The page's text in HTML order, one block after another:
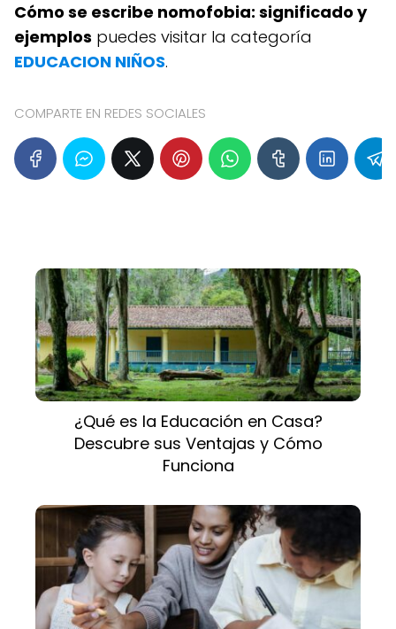
Cómo se escribe nomofobia: significado y
ejemplos puedes visitar la categoría
EDUCACION NIÑOS.
COMPARTE EN REDES SOCIALES
¿Qué es la Educación en Casa?
Descubre sus Ventajas y Cómo
Funciona